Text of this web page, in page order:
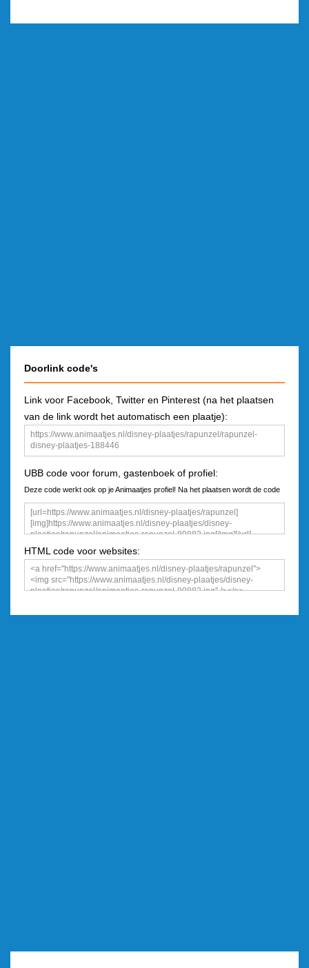
Doorlink code's
Link voor Facebook, Twitter en Pinterest (na het plaatsen
van de link wordt het automatisch een plaatje):
UBB code voor forum, gastenboek of profiel:
Deze code werkt ook op je Animaatjes profiel! Na het plaatsen wordt de code
een plaatje
HTML code voor websites: